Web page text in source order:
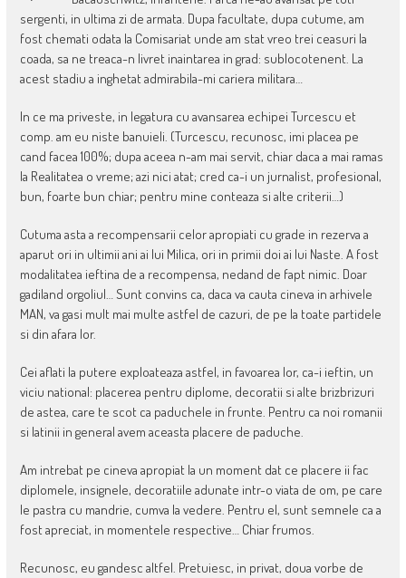
sergenti, in ultima zi de armata. Dupa facultate, dupa cutume, am
fost chemati odata la Comisariat unde am stat vreo trei ceasuri la
coada, sa ne treaca-n livret inaintarea in grad: sublocotenent. La
acest stadiu a inghetat admirabila-mi cariera militara…
In ce ma priveste, in legatura cu avansarea echipei Turcescu et
comp. am eu niste banuieli. (Turcescu, recunosc, imi placea pe
cand facea 100%; dupa aceea n-am mai servit, chiar daca a mai ramas
la Realitatea o vreme; azi nici atat; cred ca-i un jurnalist, profesional,
bun, foarte bun chiar; pentru mine conteaza si alte criterii…)
Cutuma asta a recompensarii celor apropiati cu grade in rezerva a
aparut ori in ultimii ani ai lui Milica, ori in primii doi ai lui Naste. A fost
modalitatea ieftina de a recompensa, nedand de fapt nimic. Doar
gadiland orgoliul… Sunt convins ca, daca va cauta cineva in arhivele
MAN, va gasi mult mai multe astfel de cazuri, de pe la toate partidele
si din afara lor.
Cei aflati la putere exploateaza astfel, in favoarea lor, ca-i ieftin, un
viciu national: placerea pentru diplome, decoratii si alte brizbrizuri
de astea, care te scot ca paduchele in frunte. Pentru ca noi romanii
si latinii in general avem aceasta placere de paduche.
Am intrebat pe cineva apropiat la un moment dat ce placere ii fac
diplomele, insignele, decoratiile adunate intr-o viata de om, pe care
le pastra cu mandrie, cumva la vedere. Pentru el, sunt semnele ca a
fost apreciat, in momentele respective… Chiar frumos.
Recunosc, eu gandesc altfel. Pretuiesc, in privat, doua vorbe de